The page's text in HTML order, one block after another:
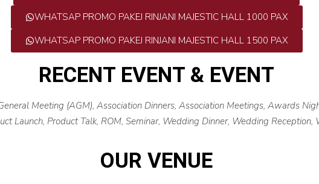
WHATSAP PROMO PAKEJ RINJANI MAJESTIC HALL 1000 PAX
WHATSAP PROMO PAKEJ RINJANI MAJESTIC HALL 1500 PAX
RECENT EVENT & EVENT
Meeting (AGM), Association Dinners, Association Meetings, Awards
Launch, Product Talk, ROM, Seminar, Wedding Dinner, Wedding Reception,
OUR VENUE